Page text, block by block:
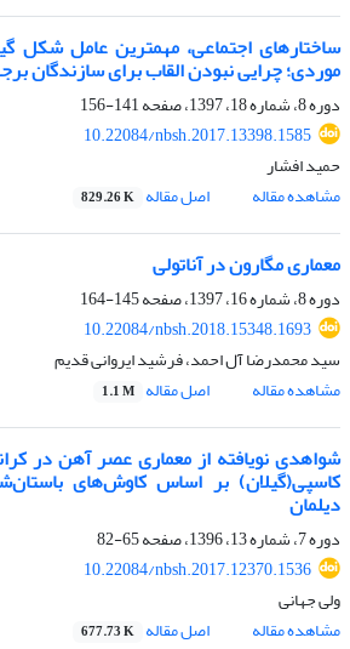
ساختارهای اجتماعی، مهمترین عامل شکل
موردی؛ چرایی نبودن القاب برای سازندگان
دوره 8، شماره 18، 1397، صفحه
141-156
10.22084/nbsh.2017.13398.1585
حمید افشار
مشاهده مقاله
اصل مقاله 829.26 K
معماری مگارون در آناتولی
دوره 8، شماره 16، 1397، صفحه
145-164
10.22084/nbsh.2018.15348.1693
سید محمدرضا آل احمد، فرشید ایروانی قدیم
مشاهده مقاله
اصل مقاله 1.1 M
شواهدی نویافته از معماری عصر آهن در
کاسپی(گیلان) بر اساس کاوش‌های
دیلمان
دوره 7، شماره 13، 1396، صفحه
65-82
10.22084/nbsh.2017.12370.1536
ولی جهانی
مشاهده مقاله
اصل مقاله 677.73 K